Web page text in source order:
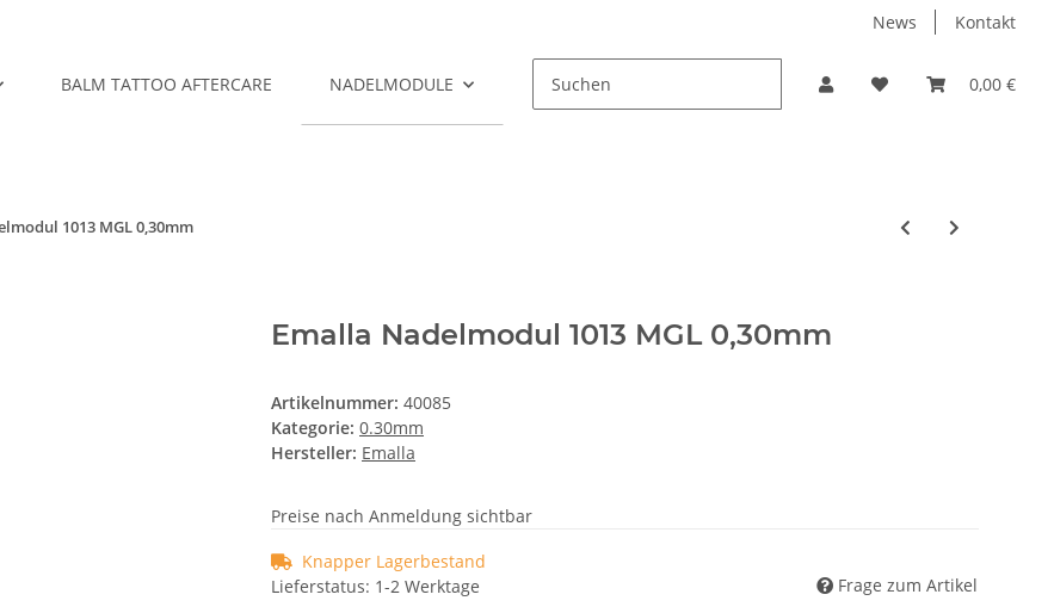
News Kontakt
0,00 €
BALM TATTOO AFTERCARE NADELMODULE PROMO
1013 MGL 0,30mm
Emalla Nadelmodul 1013 MGL 0,30mm
Artikelnummer: 40085
Kategorie: 0.30mm
Hersteller: Emalla
Preise nach Anmeldung sichtbar
Knapper Lagerbestand
Lieferstatus: 1-2 Werktage
Frage zum Artikel